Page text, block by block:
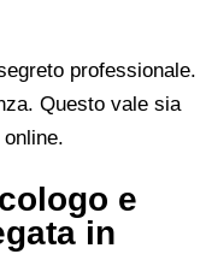
professionale.
Questo vale sia
e
in